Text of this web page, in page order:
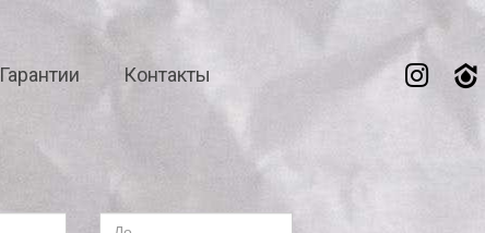
Гарантии Контакты 